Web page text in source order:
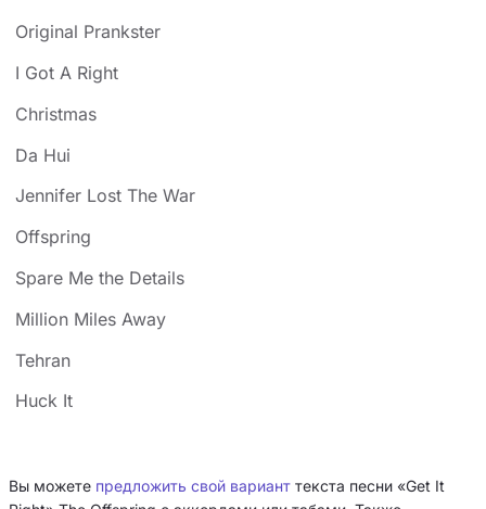
Original Prankster
I Got A Right
Christmas
Da Hui
Jennifer Lost The War
Offspring
Spare Me the Details
Million Miles Away
Tehran
Huck It
Вы можете предложить свой вариант текста песни «Get It